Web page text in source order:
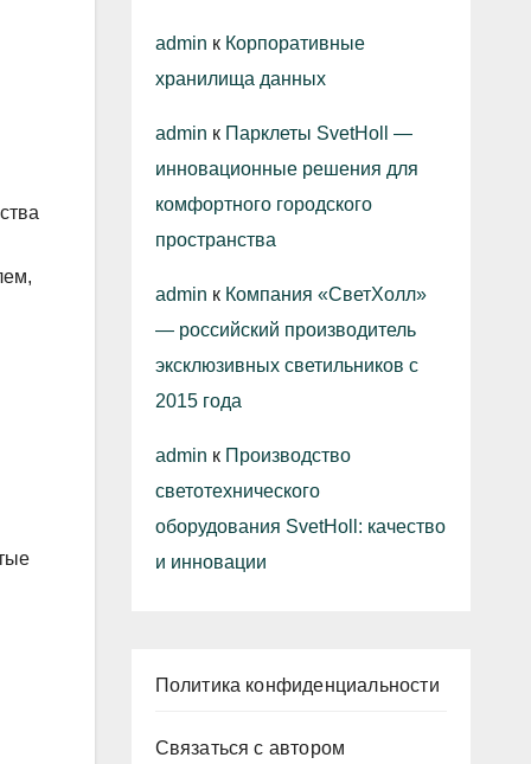
admin к Корпоративные
хранилища данных
admin к Парклеты SvetHoll —
инновационные решения для
комфортного городского
пространства
admin к Компания «СветХолл»
— российский производитель
эксклюзивных светильников с
2015 года
admin к Производство
светотехнического
оборудования SvetHoll: качество
и инновации
Политика конфиденциальности
Связаться с автором